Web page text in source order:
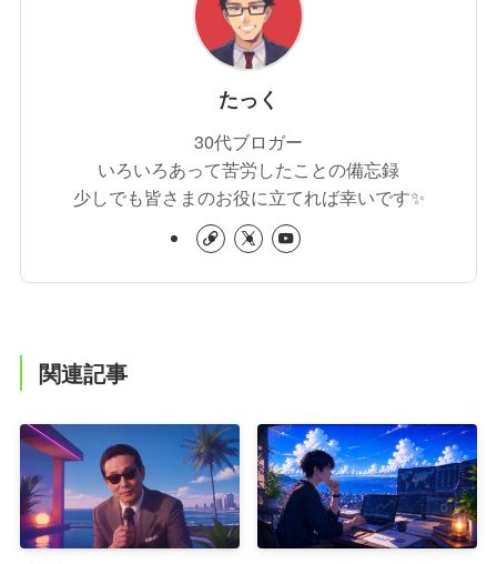
たっく
30代ブロガー
いろいろあって苦労したことの備忘録
少しでも皆さまのお役に立てれば幸いです✨
関連記事